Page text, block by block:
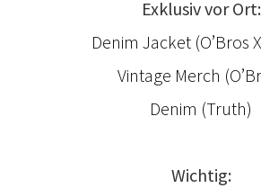
Exklusiv vor Ort:
Denim Jacket (O’Bros
Vintage Merch
Denim (Truth)
Wichtig: